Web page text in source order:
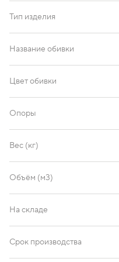
Тип изделия
Название обивки
Цвет обивки
Опоры
Вес (кг)
Объём (м3)
На складе
Срок производства